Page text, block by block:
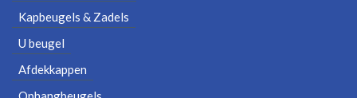
Kapbeugels & Zadels
U beugel
Afdekkappen